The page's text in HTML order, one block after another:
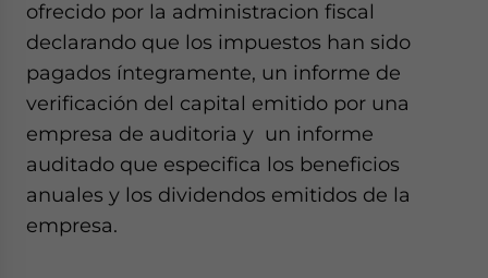
ofrecido por la administracion fiscal
declarando que los impuestos han sido
pagados íntegramente, un informe de
verificación del capital emitido por una
empresa de auditoria y un informe
auditado que especifica los beneficios
anuales y los dividendos emitidos de la
empresa.